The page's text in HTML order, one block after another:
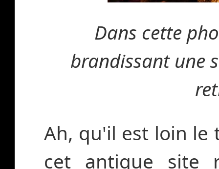
Dans cette
brandissant une
Ah, qu'il est loin le
cet antique site